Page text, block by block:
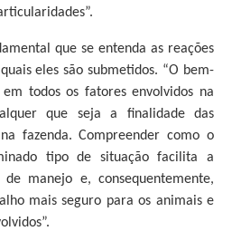
que se entenda as reações
eles são submetidos. “O bem-
todos os fatores envolvidos na
que seja a finalidade das
fazenda. Compreender como o
tipo de situação facilita a
manejo e, consequentemente,
mais seguro para os animais e